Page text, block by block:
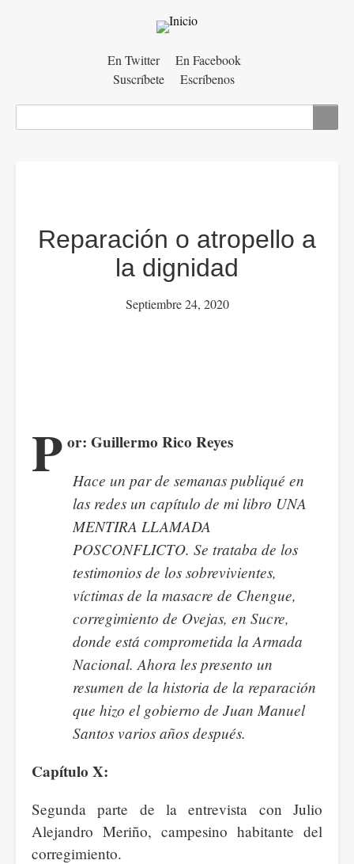
En Twitter
En Facebook
Suscríbete
Escríbenos
Reparación o atropello a
la dignidad
Septiembre 24, 2020
P or: Guillermo Rico Reyes
Hace un par de semanas publiqué en
las redes un capítulo de mi libro UNA
MENTIRA LLAMADA
POSCONFLICTO. Se trataba de los
testimonios de los sobrevivientes,
víctimas de la masacre de Chengue,
corregimiento de Ovejas, en Sucre,
donde está comprometida la Armada
Nacional. Ahora les presento un
resumen de la historia de la reparación
que hizo el gobierno de Juan Manuel
Santos varios años después.
Capítulo X:
Segunda parte de la entrevista con Julio
Alejandro Meriño, campesino habitante del
corregimiento.